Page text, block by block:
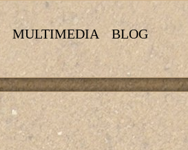
MULTIMEDIA BLOG